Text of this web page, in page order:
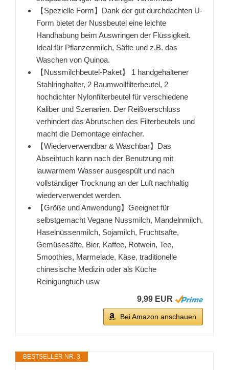
【Spezielle Form】Dank der gut durchdachten U-
Form bietet der Nussbeutel eine leichte
Handhabung beim Auswringen der Flüssigkeit.
Ideal für Pflanzenmilch, Säfte und z.B. das
Waschen von Quinoa.
【Nussmilchbeutel-Paket】 1 handgehaltener
Stahlringhalter, 2 Baumwollfilterbeutel, 2
hochdichter Nylonfilterbeutel für verschiedene
Kaliber und Szenarien. Der Reißverschluss
verhindert das Abrutschen des Filterbeutels und
macht die Demontage einfacher.
【Wiederverwendbar & Waschbar】Das
Abseihtuch kann nach der Benutzung mit
lauwarmem Wasser ausgespült und nach
vollständiger Trocknung an der Luft nachhaltig
wiederverwendet werden.
【Größe und Anwendung】Geeignet für
selbstgemacht Vegane Nussmilch, Mandelnmilch,
Haselnüssenmilch, Sojamilch, Fruchtsafte,
Gemüsesäfte, Bier, Kaffee, Rotwein, Tee,
Smoothies, Marmelade, Käse, traditionelle
chinesische Medizin oder als Küche
Reinigungtuch usw
9,99 EUR
Bei Amazon anschauen
BESTSELLER NR. 3